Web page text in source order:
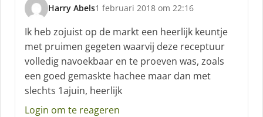
Harry Abels
s
c
h
r
e
e
f
1 februari 2018 om 22:16
Ik heb zojuist op de markt een heerlijk keuntje
met pruimen gegeten waarvij deze receptuur
volledig navoekbaar en te proeven was, zoals
een goed gemaskte hachee maar dan met
slechts 1ajuin, heerlijk
Login om te reageren